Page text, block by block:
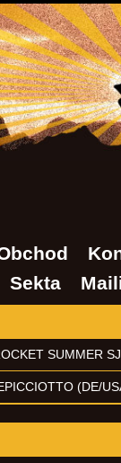
Sekta
SUMMER
(DE/